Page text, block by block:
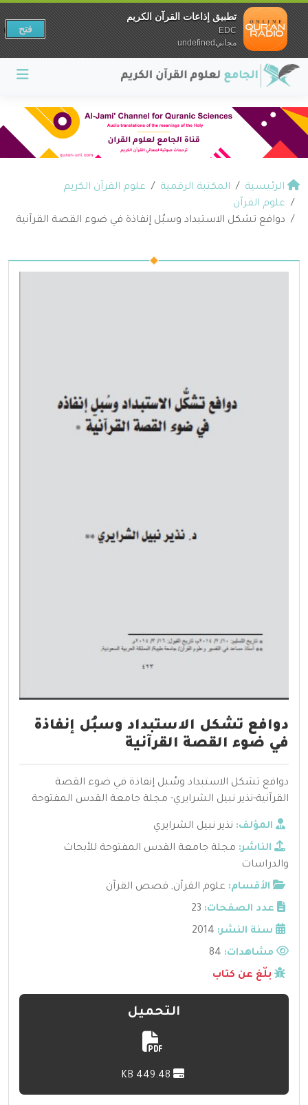
الرئيسية المكتبة الرقمية
علوم القرآن الكريم
علوم القرآن
دوافع تشكل الاستبداد وسبُل إنفاذة في ضوء القصة القرآنية
دوافع تشكل الاستبداد وسبُل إنفاذة
في ضوء القصة القرآنية
دوافع تشكل الاستبداد وسُبل إنفاذة في ضوء القصة
القرآنية-نذير نبيل الشرايري- مجلة جامعة القدس المفتوحة
المؤلف: نذير نبيل الشرايري
الناشر: مجلة جامعة القدس المفتوحة للأبحاث
والدراسات
الأقسام: علوم القرآن, قصص القرآن
عدد الصفحات: 23
سنة النشر: 2014
مشاهدات:
بلّغ عن كتاب
التحميل
تطبيق إذاعات القرآن الكريم
EDC
مجانيundefined
فتح